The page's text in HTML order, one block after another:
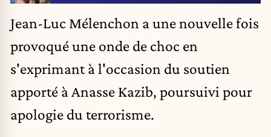
Jean-Luc Mélenchon a une nouvelle fois
provoqué une onde de choc en
s'exprimant à l'occasion du soutien
apporté à Anasse Kazib, poursuivi pour
apologie du terrorisme.